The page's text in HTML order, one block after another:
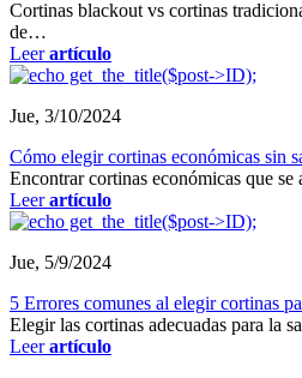
Cortinas blackout vs cortinas
de…
Leerartículo
Jue, 3/10/2024
Cómo elegir cortinas económicas sin
Encontrar cortinas económicas que
Leerartículo
Jue, 5/9/2024
5 Errores comunes al elegir cortinas
Elegir las cortinas adecuadas para la
Leerartículo